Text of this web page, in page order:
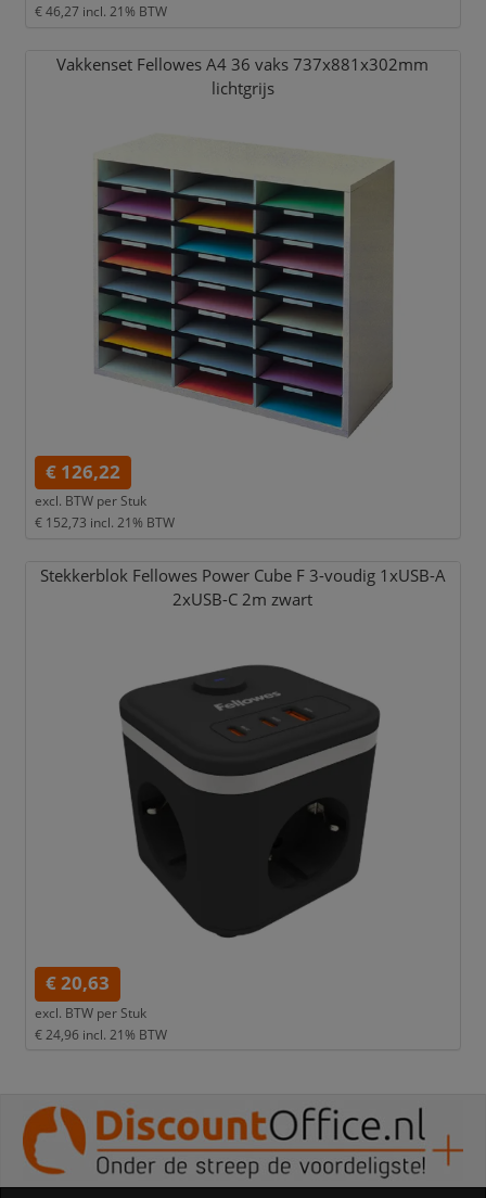
€ 46,27 incl. 21% BTW
Vakkenset Fellowes A4 36 vaks 737x881x302mm
lichtgrijs
€ 126,22
excl. BTW per Stuk
€ 152,73 incl. 21% BTW
Stekkerblok Fellowes Power Cube F 3-voudig 1xUSB-A
2xUSB-C 2m zwart
€ 20,63
excl. BTW per Stuk
€ 24,96 incl. 21% BTW